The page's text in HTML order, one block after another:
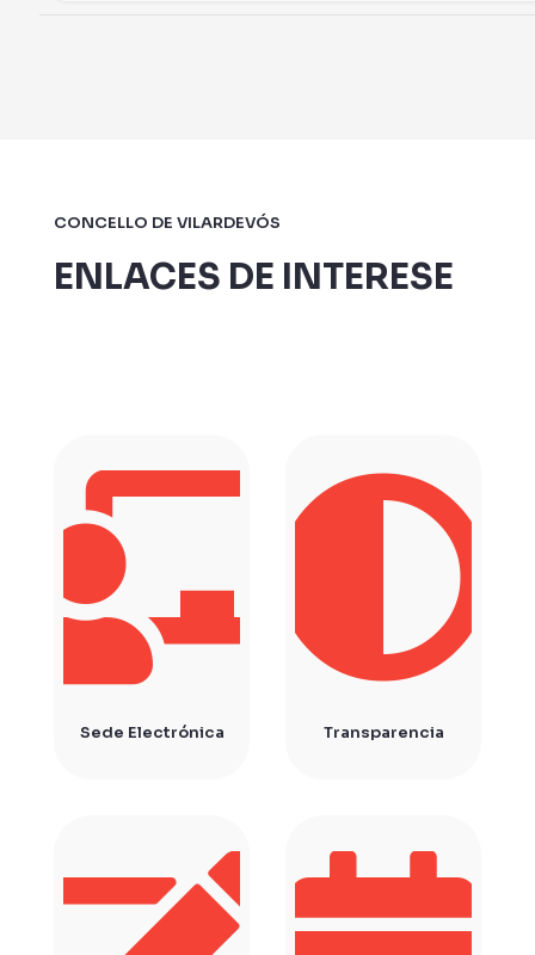
CONCELLO DE VILARDEVÓS
ENLACES DE INTERESE
Sede Electrónica Transparencia